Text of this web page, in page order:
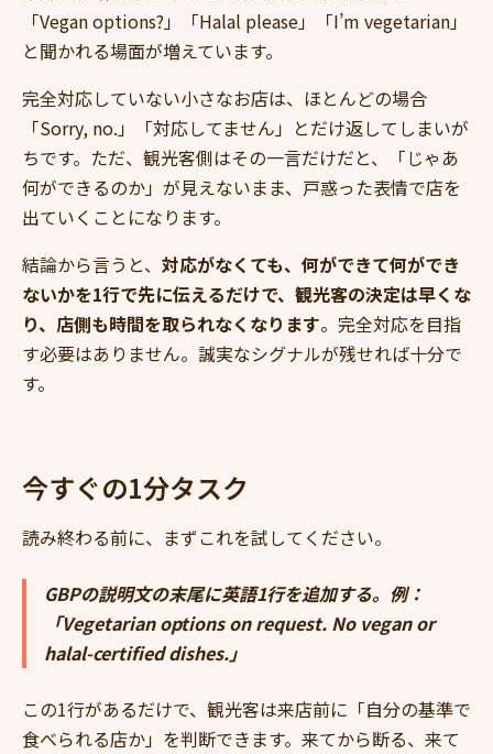
「Vegan options?」「Halal please」「I’m vegetarian」
と聞かれる場面が増えています。
完全対応していない小さなお店は、ほとんどの場合
「Sorry, no.」「対応してません」とだけ返してしまいが
ちです。ただ、観光客側はその一言だけだと、「じゃあ
何ができるのか」が見えないまま、戸惑った表情で店を
出ていくことになります。
結論から言うと、 対応がなくても、何ができて何ができ
ないかを1行で先に伝えるだけで、観光客の決定は早くな
り、店側も時間を取られなくなります。完全対応を目指
す必要はありません。誠実なシグナルが残せれば十分で
す。
今すぐの1分タスク
読み終わる前に、まずこれを試してください。
GBPの説明文の末尾に英語1行を追加する。例：
「Vegetarian options on request. No vegan or
halal-certified dishes.」
この1行があるだけで、観光客は来店前に「自分の基準で
食べられる店か」を判断できます。来てから断る、来て